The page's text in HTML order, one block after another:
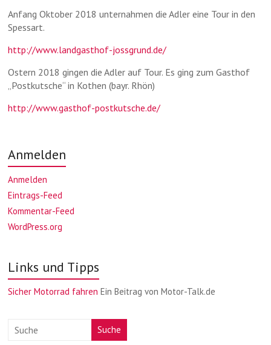
Anfang Oktober 2018 unternahmen die Adler eine Tour in den
Spessart.
http://www.landgasthof-jossgrund.de/
Ostern 2018 gingen die Adler auf Tour. Es ging zum Gasthof
„Postkutsche“ in Kothen (bayr. Rhön)
http://www.gasthof-postkutsche.de/
Anmelden
Anmelden
Eintrags-Feed
Kommentar-Feed
WordPress.org
Links und Tipps
Sicher Motorrad fahren Ein Beitrag von Motor-Talk.de
Suche